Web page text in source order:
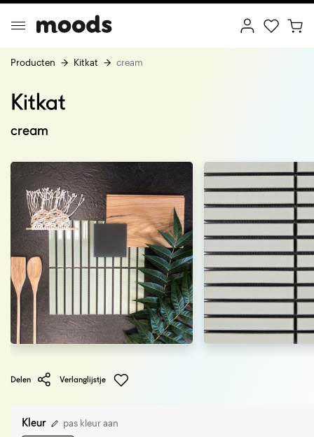
Producten Kitkat cream
Kitkat
cream
Delen Verlanglijstje
Kleur pas kleur aan